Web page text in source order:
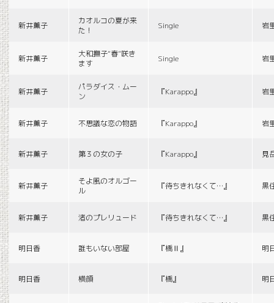
新井薫子
カオルコの夏が来
た！
Single 岩
新井薫子
大和撫子“春”咲き
ます
Single 岩
新井薫子
パラダイス・ムー
ン
『Karappo』 岩
新井薫子 不思議な恋の物語 『Karappo』 岩
新井薫子 第３の女の子 『Karappo』 見
新井薫子
そよ風のオルゴー
ル
『待ちきれなくて…』 黒
新井薫子 渚のプレリュード 『待ちきれなくて…』 黒
明日香 誰もいない部屋 『橋Ⅱ』 明
明日香 横顔 『橋』 明